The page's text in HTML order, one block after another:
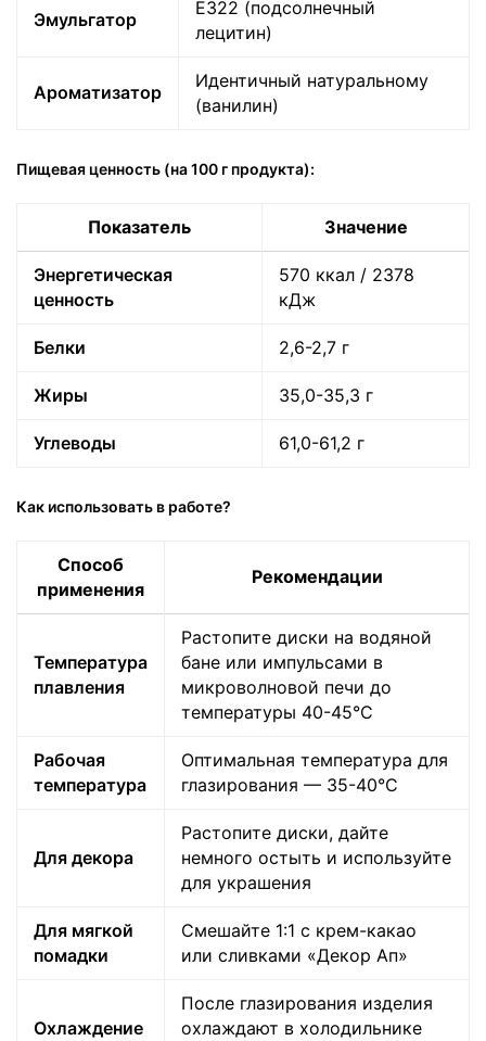
Эмульгатор
Е322 (подсолнечный
лецитин)
Ароматизатор
Идентичный натуральному
(ванилин)
Пищевая ценность (на 100 г продукта):
Показатель Значение
Энергетическая
ценность
570 ккал / 2378
кДж
Белки 2,6-2,7 г
Жиры 35,0-35,3 г
Углеводы 61,0-61,2 г
Как использовать в работе?
Способ
применения
Рекомендации
Температура
плавления
Растопите диски на водяной
бане или импульсами в
микроволновой печи до
температуры 40-45°C
Рабочая
температура
Оптимальная температура для
глазирования — 35-40°C
Для декора
Растопите диски, дайте
немного остыть и используйте
для украшения
Для мягкой
помадки
Смешайте 1:1 с крем-какао
или сливками «Декор Ап»
Охлаждение
После глазирования изделия
охлаждают в холодильнике